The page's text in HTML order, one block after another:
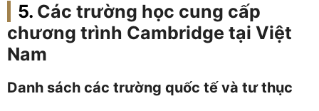
Các trường học cung cấp
chương trình Cambridge tại Việt
Nam
Danh sách các trường quốc tế và tư thục